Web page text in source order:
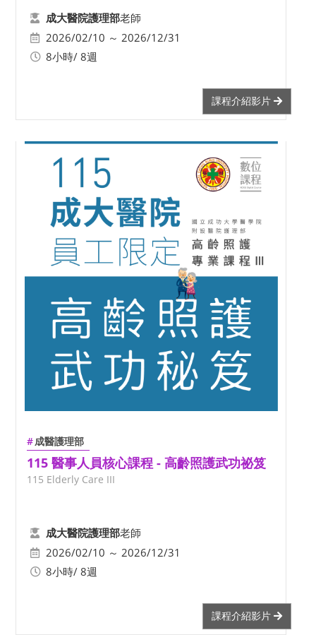
成大醫院護理部老師
2026/02/10 ～ 2026/12/31
8小時/ 8週
課程介紹影片
成醫護理部
115 醫事人員核心課程 - 高齡照護武功祕笈
115 Elderly Care III
成大醫院護理部老師
2026/02/10 ～ 2026/12/31
8小時/ 8週
課程介紹影片